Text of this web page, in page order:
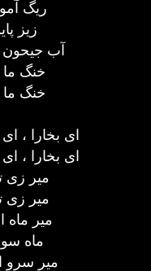
ریگ
زیز
آب
خنگ ما
خنگ ما
ای بخارا ،
ای بخارا ،
میر زی
میر زی
میر ماه
ماه
میر سرو